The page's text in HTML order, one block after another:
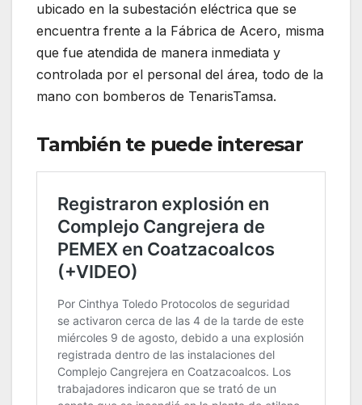
ubicado en la subestación eléctrica que se
encuentra frente a la Fábrica de Acero, misma
que fue atendida de manera inmediata y
controlada por el personal del área, todo de la
mano con bomberos de TenarisTamsa.
También te puede interesar